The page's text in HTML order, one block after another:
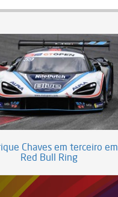
Chaves em terceiro em
Red Bull Ring